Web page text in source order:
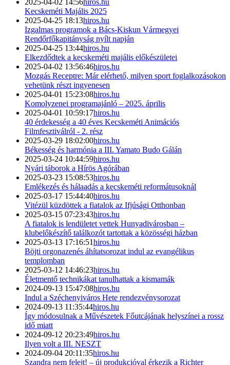
Kecskeméti Majális 2025
2025-04-25 18:13hiros.hu
Izgalmas programok a Bács-Kiskun Vármegyei
Rendőrfőkapitányság nyílt napján
2025-04-25 13:44hiros.hu
Elkezdődtek a kecskeméti majális előkészületei
2025-04-02 13:56:46hiros.hu
Mozgás Receptre: Már elérhető, milyen sport foglalkozásokon
vehetünk részt ingyenesen
2025-04-01 15:23:08hiros.hu
Komolyzenei programajánló – 2025. április
2025-04-01 10:59:17hiros.hu
40 érdekesség a 40 éves Kecskeméti Animációs
Filmfesztiválról - 2. rész
2025-03-29 18:02:00hiros.hu
Békesség és harmónia a III. Yamato Budo Gálán
2025-03-24 10:44:59hiros.hu
Nyári táborok a Hírös Agórában
2025-03-23 15:08:53hiros.hu
Emlékezés és hálaadás a kecskeméti reformátusoknál
2025-03-17 15:44:40hiros.hu
Vitézül küzdöttek a fiatalok az Ifjúsági Otthonban
2025-03-15 07:23:43hiros.hu
A fiatalok is lendületet vettek Hunyadivárosban –
klubelőkészítő találkozót tartottak a közösségi házban
2025-03-13 17:16:51hiros.hu
Böjti orgonazenés áhítatsorozat indul az evangélikus
templomban
2025-03-12 14:46:23hiros.hu
Életmentő technikákat tanulhattak a kismamák
2024-09-13 15:47:08hiros.hu
Indul a Széchenyiváros Hete rendezvénysorozat
2024-09-13 11:35:44hiros.hu
Így módosulnak a Művészetek Főutcájának helyszínei a rossz
idő miatt
2024-09-12 20:23:49hiros.hu
Ilyen volt a III. NESZT
2024-09-04 20:11:35hiros.hu
Szandra nem felejt! – új produkcióval érkezik a Richter